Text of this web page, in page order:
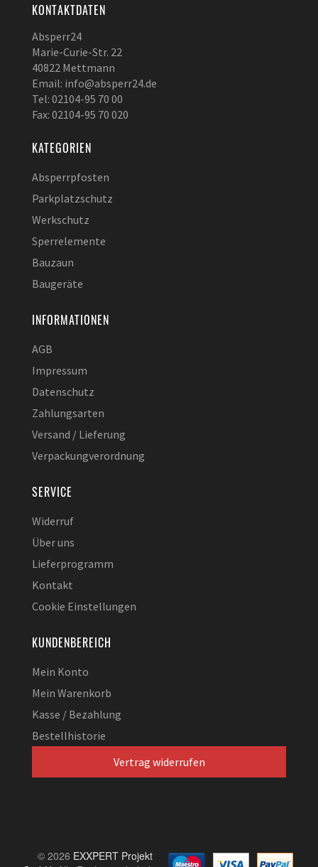
KONTAKTDATEN
Absperr24
Marie-Curie-Str. 22
40822 Mettmann
Email: info@absperr24.de
Tel: 02104-95 70 00
Fax: 02104-95 70 020
KATEGORIEN
Absperrpfosten
Parkplatzschutz
Werkschutz
Sperrelemente
Bauzaun
Baugeräte
INFORMATIONEN
AGB
Impressum
Datenschutz
Zahlungsarten
Versand / Lieferung
Verpackungverordnung
SERVICE
Widerruf
Über uns
Lieferprogramm
Kontakt
Cookie Einstellungen
KUNDENBEREICH
Mein Konto
Mein Warenkorb
Kasse / Bezahlung
Bestellhistorie
Vertrag widerrufen
© 2026 EXXPERT Projekt